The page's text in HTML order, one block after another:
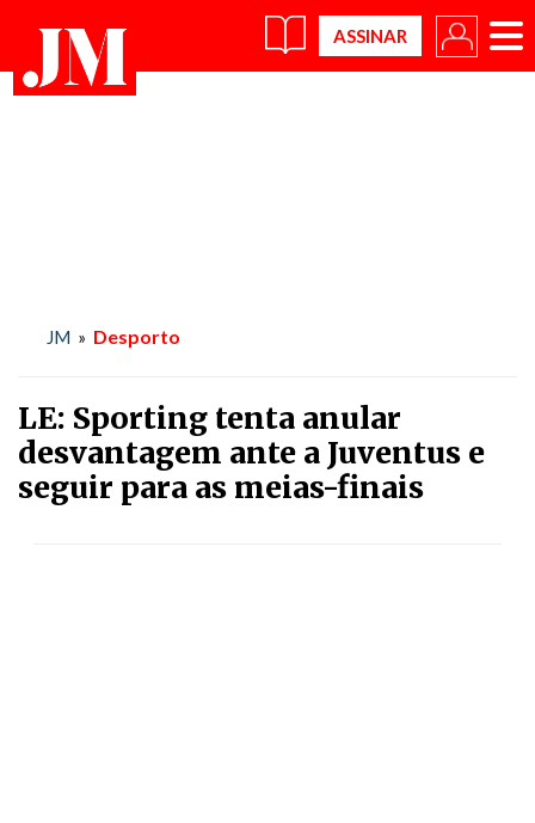
×
JM » Desporto
LE: Sporting tenta anular
desvantagem ante a Juventus e
seguir para as meias-finais